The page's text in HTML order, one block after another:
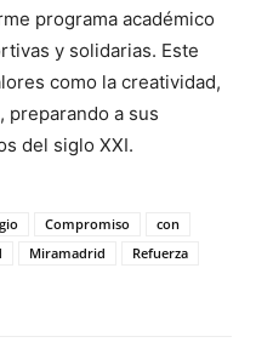
programa académico
y solidarias. Este
como la creatividad,
preparando a sus
del siglo XXI.
Compromiso
con
Miramadrid
Refuerza